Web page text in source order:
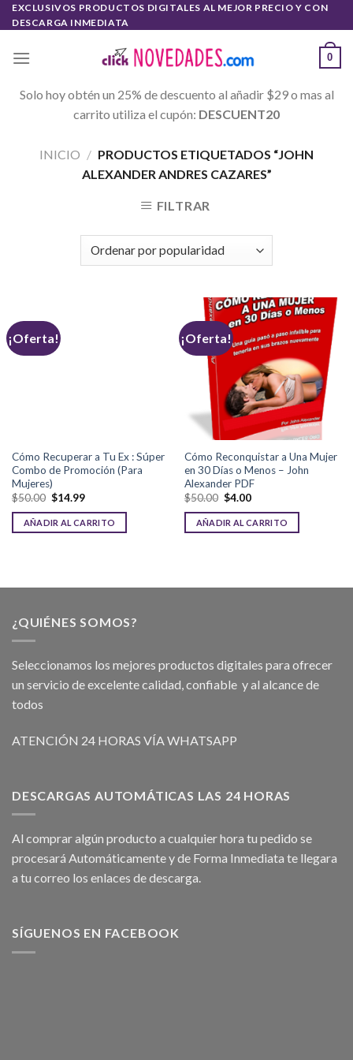
Skip
to
EXCLUSIVOS PRODUCTOS DIGITALES AL MEJOR PRECIO Y CON
DESCARGA INMEDIATA
0
Solo hoy obtén un 25% de descuento al añadir $29 o mas al
carrito utiliza el cupón: DESCUENT20
INICIO / PRODUCTOS ETIQUETADOS “JOHN
ALEXANDER ANDRES CAZARES”
FILTRAR
¡Oferta!
Cómo Recuperar a Tu Ex : Súper
Combo de Promoción (Para
Mujeres)
$50.00 $14.99
AÑADIR AL CARRITO
¡Oferta!
Cómo Reconquistar a Una Mujer
en 30 Días o Menos – John
Alexander PDF
$50.00 $4.00
AÑADIR AL CARRITO
¿QUIÉNES SOMOS?
Seleccionamos los mejores productos digitales para ofrecer
un servicio de excelente calidad, confiable y al alcance de
todos
ATENCIÓN 24 HORAS VÍA WHATSAPP
DESCARGAS AUTOMÁTICAS LAS 24 HORAS
Al comprar algún producto a cualquier hora tu pedido se
procesará Automáticamente y de Forma Inmediata te llegara
a tu correo los enlaces de descarga.
SÍGUENOS EN FACEBOOK